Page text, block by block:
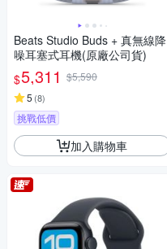
Beats Studio Buds + 真無線降
噪耳塞式耳機(原廠公司貨)
$5,311 $5,590
5 (8)
挑戰低價
加入購物車